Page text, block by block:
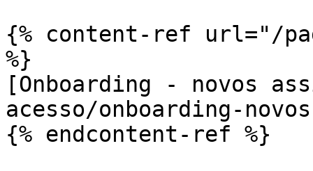
{% content-ref url="/
%}
[Onboarding - novos
acesso/onboarding-
{% endcontent-ref %}